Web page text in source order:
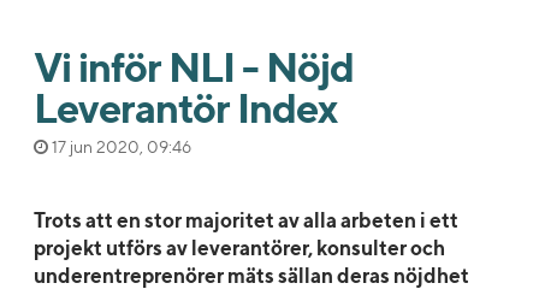
Vi inför NLI - Nöjd
Leverantör Index
17 jun 2020, 09:46
Trots att en stor majoritet av alla arbeten i ett
projekt utförs av leverantörer, konsulter och
underentreprenörer mäts sällan deras nöjdhet